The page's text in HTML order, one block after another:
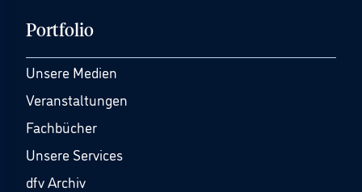
Portfolio
Unsere Medien
Veranstaltungen
Fachbücher
Unsere Services
dfv Archiv